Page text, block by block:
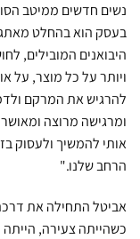
נשים חדשים ממיטב
בעסק הוא בהחלט
היבואנים המובילים,
ויותר על כל מוצר, על
להרגיש את המרקם
ומרגישה מרוצה
אותי להמשיך ולעסוק
הרחב שלנו."
אביטל התחילה את
כשהייתה צעירה, הייתה